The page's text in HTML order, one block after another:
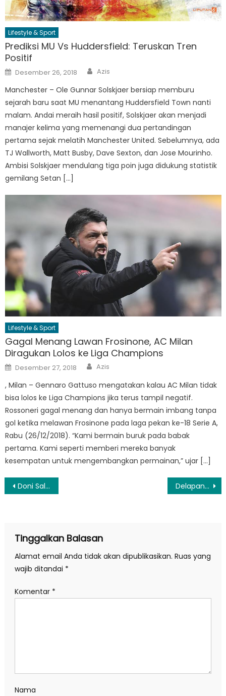
Lifestyle & Sport
Prediksi MU Vs Huddersfield: Teruskan Tren
Positif
Posted
on
Desember 26, 2018 Author
Azis
Manchester – Ole Gunnar Solskjaer bersiap memburu
sejarah baru saat MU menantang Huddersfield Town nanti
malam. Andai meraih hasil positif, Solskjaer akan menjadi
manajer kelima yang memenangi dua pertandingan
pertama sejak melatih Manchester United. Sebelumnya, ada
TJ Wallworth, Matt Busby, Dave Sexton, dan Jose Mourinho.
Ambisi Solskjaer mendulang tiga poin juga didukung statistik
gemilang Setan […]
Lifestyle & Sport
Gagal Menang Lawan Frosinone, AC Milan
Diragukan Lolos ke Liga Champions
Posted
on
Desember 27, 2018 Author
Azis
, Milan – Gennaro Gattuso mengatakan kalau AC Milan tidak
bisa lolos ke Liga Champions jika terus tampil negatif.
Rossoneri gagal menang dan hanya bermain imbang tanpa
gol ketika melawan Frosinone pada laga pekan ke-18 Serie A,
Rabu (26/12/2018). “Kami bermain buruk pada babak
pertama. Kami seperti memberi mereka banyak
kesempatan untuk mengembangkan permainan,” ujar […]
Navigasi
Doni Salmanan Dilaporkan ke Bareskrim Polri Terkait Binomo Delapan Warga Sipil Meninggal Ditembaki OTK di Distrik Beoga
Tinggalkan Balasan
Alamat email Anda tidak akan dipublikasikan. Ruas yang
wajib ditandai *
Komentar *
Nama